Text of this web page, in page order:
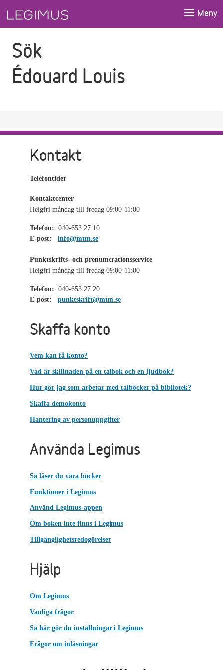
Meny
Sök
Édouard Louis
Kontakt
Telefontider
Kontaktcenter
Helgfri måndag till fredag 09:00-11:00
Telefon: 040-653 27 10
E-post:
info@mtm.se
Punktskrifts- och prenumerationsservice
Helgfri måndag till fredag 09:00-11:00
Telefon: 040-653 27 20
E-post:
punktskrift@mtm.se
Skaffa konto
Vem kan få konto?
Vad är skillnaden på en talbok och en ljudbok?
Hur gör jag som arbetar med talböcker på bibliotek?
Skaffa demokonto
Hantering av personuppgifter
Använda Legimus
Så läser du våra böcker
Funktioner i Legimus
Använd Legimus-appen
Om boken inte finns i Legimus
Tillgänglighetsredogörelser
Hjälp
Om Legimus
Vanliga frågor
Så här gör du inställningar i Legimus
Frågor om inläsningar